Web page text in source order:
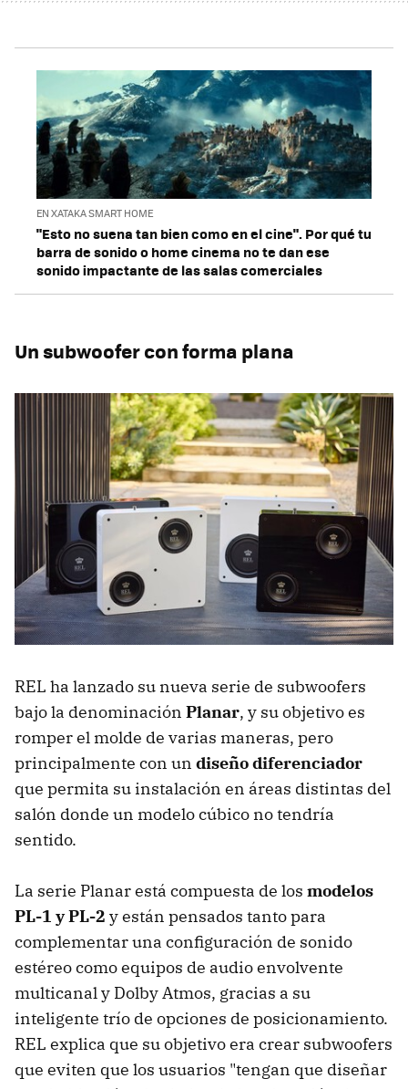
EN XATAKA SMART HOME
"Esto no suena tan bien como en el cine". Por qué tu
barra de sonido o home cinema no te dan ese
sonido impactante de las salas comerciales
Un subwoofer con forma plana
REL ha lanzado su nueva serie de subwoofers
bajo la denominación Planar, y su objetivo es
romper el molde de varias maneras, pero
principalmente con un diseño diferenciador
que permita su instalación en áreas distintas del
salón donde un modelo cúbico no tendría
sentido.
La serie Planar está compuesta de los modelos
PL-1 y PL-2 y están pensados tanto para
complementar una configuración de sonido
estéreo como equipos de audio envolvente
multicanal y Dolby Atmos, gracias a su
inteligente trío de opciones de posicionamiento.
REL explica que su objetivo era crear subwoofers
que eviten que los usuarios "tengan que diseñar